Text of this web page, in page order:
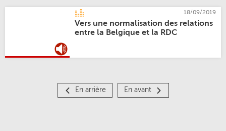
18/09/2019
Vers une normalisation des relations
entre la Belgique et la RDC
En arrière En avant